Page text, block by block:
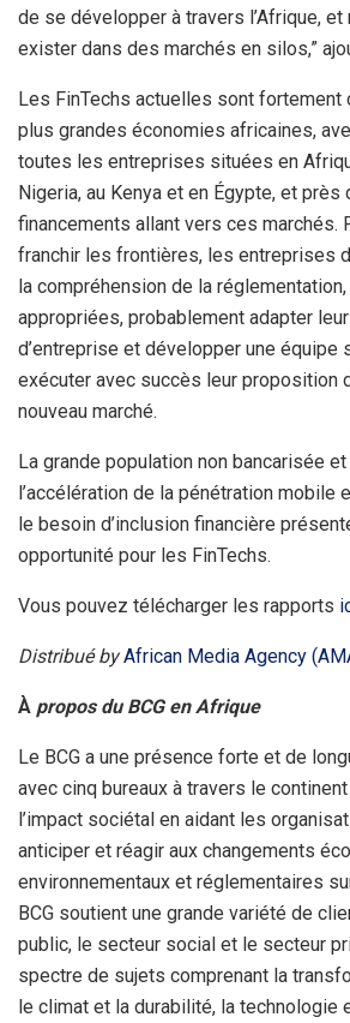
de se développer à travers l’Afrique,
exister dans des marchés en silos,”
Les FinTechs actuelles sont fortement
plus grandes économies africaines,
toutes les entreprises situées en
Nigeria, au Kenya et en Égypte, et près
financements allant vers ces marchés.
franchir les frontières, les entreprises
la compréhension de la
appropriées, probablement adapter
d’entreprise et développer une équipe
exécuter avec succès leur proposition
nouveau marché.
La grande population non bancarisée
l’accélération de la pénétration mobile
le besoin d’inclusion financière
opportunité pour les FinTechs.
Vous pouvez télécharger les rapports
Distribué byAfrican Media Agency
À propos du BCG en Afrique
Le BCG a une présence forte et de
avec cinq bureaux à travers le
l’impact sociétal en aidant les
anticiper et réagir aux changements
environnementaux et réglementaires
BCG soutient une grande variété de
public, le secteur social et le secteur
spectre de sujets comprenant la
le climat et la durabilité, la technologie